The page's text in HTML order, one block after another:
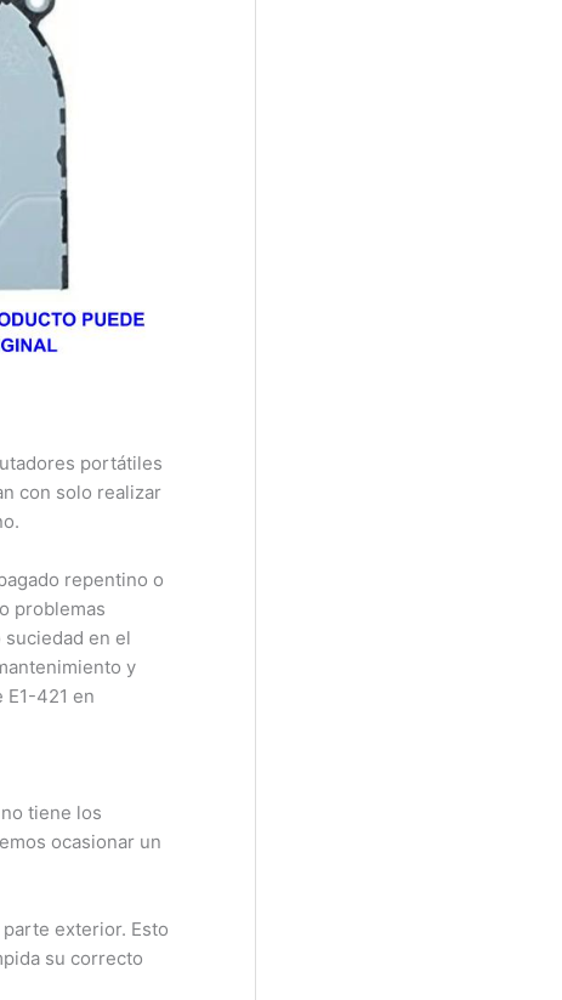
portátiles
con solo realizar
repentino o
problemas
en el
y
421 en
tiene los
ocasionar un
exterior. Esto
su correcto